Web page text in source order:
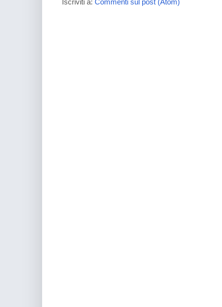
Iscriviti a: Commenti sul post (Atom)